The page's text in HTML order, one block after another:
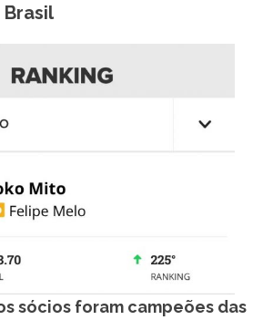
sócios foram campeões das